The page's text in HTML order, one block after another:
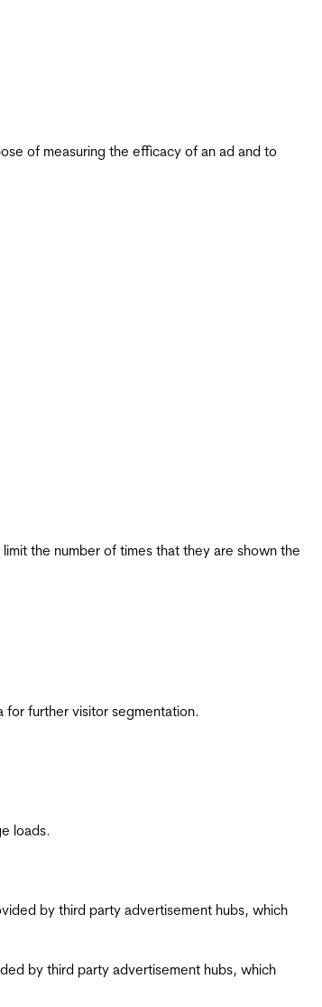
of measuring the efficacy of an ad and to
the number of times that they are shown the
further visitor segmentation.
loads.
by third party advertisement hubs, which
by third party advertisement hubs, which